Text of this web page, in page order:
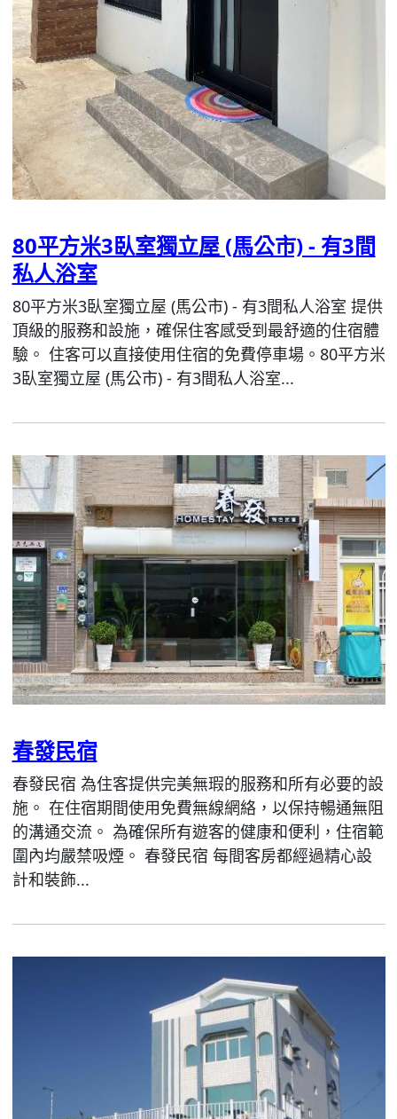
80平方米3臥室獨立屋 (馬公市) - 有3間
私人浴室
80平方米3臥室獨立屋 (馬公市) - 有3間私人浴室 提供
頂級的服務和設施，確保住客感受到最舒適的住宿體
驗。 住客可以直接使用住宿的免費停車場。80平方米
3臥室獨立屋 (馬公市) - 有3間私人浴室...
春發民宿
春發民宿 為住客提供完美無瑕的服務和所有必要的設
施。 在住宿期間使用免費無線網絡，以保持暢通無阻
的溝通交流。 為確保所有遊客的健康和便利，住宿範
圍內均嚴禁吸煙。 春發民宿 每間客房都經過精心設
計和裝飾...